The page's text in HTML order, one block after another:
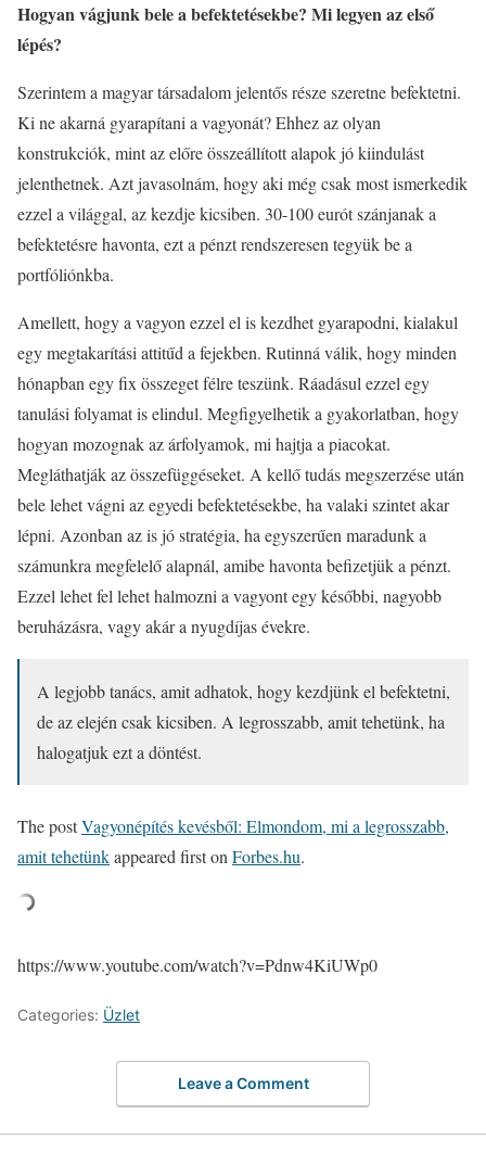
Hogyan vágjunk bele a befektetésekbe? Mi legyen az első
lépés?
Szerintem a magyar társadalom jelentős része szeretne befektetni.
Ki ne akarná gyarapítani a vagyonát? Ehhez az olyan
konstrukciók, mint az előre összeállított alapok jó kiindulást
jelenthetnek. Azt javasolnám, hogy aki még csak most ismerkedik
ezzel a világgal, az kezdje kicsiben. 30-100 eurót szánjanak a
befektetésre havonta, ezt a pénzt rendszeresen tegyük be a
portfóliónkba.
Amellett, hogy a vagyon ezzel el is kezdhet gyarapodni, kialakul
egy megtakarítási attitűd a fejekben. Rutinná válik, hogy minden
hónapban egy fix összeget félre teszünk. Ráadásul ezzel egy
tanulási folyamat is elindul. Megfigyelhetik a gyakorlatban, hogy
hogyan mozognak az árfolyamok, mi hajtja a piacokat.
Megláthatják az összefüggéseket. A kellő tudás megszerzése után
bele lehet vágni az egyedi befektetésekbe, ha valaki szintet akar
lépni. Azonban az is jó stratégia, ha egyszerűen maradunk a
számunkra megfelelő alapnál, amibe havonta befizetjük a pénzt.
Ezzel lehet fel lehet halmozni a vagyont egy későbbi, nagyobb
beruházásra, vagy akár a nyugdíjas évekre.
A legjobb tanács, amit adhatok, hogy kezdjünk el befektetni,
de az elején csak kicsiben. A legrosszabb, amit tehetünk, ha
halogatjuk ezt a döntést.
The postVagyonépítés kevésből: Elmondom, mi a legrosszabb,
amit tehetünkappeared first on Forbes.hu.
https://www.youtube.com/watch?v=Pdnw4KiUWp0
Categories: Üzlet
Leave a Comment